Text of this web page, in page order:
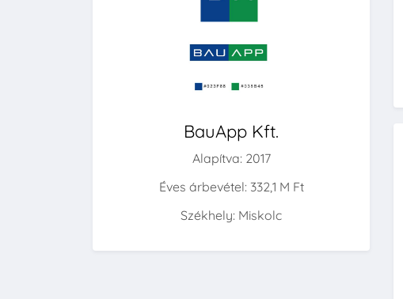
BauApp Kft.
Alapítva: 2017
Éves árbevétel: 332,1 M Ft
Székhely: Miskolc